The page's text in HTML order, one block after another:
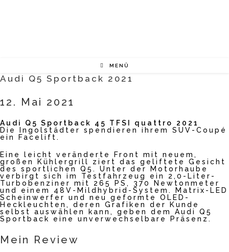
MENÜ
Audi Q5 Sportback 2021
12. Mai 2021
Audi Q5 Sportback 45 TFSI quattro
2021
Die Ingolstädter spendieren ihrem SUV-Coupé
ein Facelift.
Eine leicht veränderte Front mit neuem,
großen Kühlergrill ziert das geliftete Gesicht
des sportlichen Q5. Unter der Motorhaube
verbirgt sich im Testfahrzeug ein 2,0-Liter-
Turbobenziner mit 265 PS, 370 Newtonmeter
und einem 48V-Mildhybrid-System. Matrix-LED
Scheinwerfer und neu geformte OLED-
Heckleuchten, deren Grafiken der Kunde
selbst auswählen kann, geben dem Audi Q5
Sportback eine unverwechselbare Präsenz.
Mein Review
dem
Laden
des
Videos
akzept
ieren
Sie die
Datens
chutze
g von
Mit
dem
Laden
des
Videos
ieren